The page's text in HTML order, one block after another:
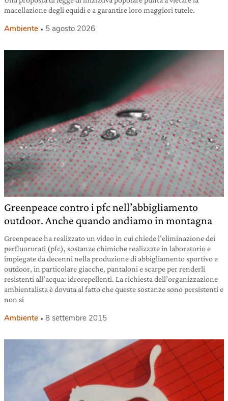
macellazione degli equidi e a garantire loro maggiori tutele.
Ambiente 5 agosto 2026
Greenpeace contro i pfc nell’abbigliamento
outdoor. Anche quando andiamo in montagna
Greenpeace ha realizzato un video in cui chiede l’eliminazione dei
perfluorurati (pfc), sostanze chimiche realizzate in laboratorio e
impiegate da decenni nella produzione di abbigliamento sportivo e
outdoor, in particolare giacche, pantaloni e scarpe per renderli
resistenti all’acqua: idrorepellenti. La richiesta dell’organizzazione
ambientalista è dovuta al fatto che queste sostanze sono persistenti e
non si
Ambiente 8 settembre 2015